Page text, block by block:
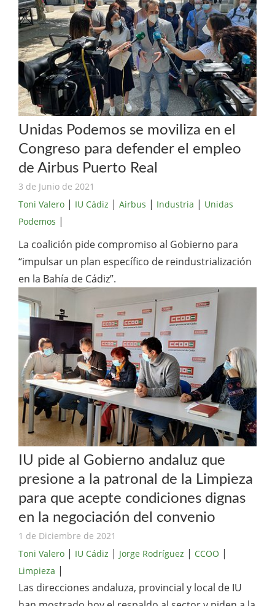
Unidas Podemos se moviliza en el
Congreso para defender el empleo
de Airbus Puerto Real
3 de Junio de 2021
Toni Valero | IU Cádiz | Airbus | Industria | Unidas
Podemos |
La coalición pide compromiso al Gobierno para
“impulsar un plan específico de reindustrialización
en la Bahía de Cádiz”.
IU pide al Gobierno andaluz que
presione a la patronal de la Limpieza
para que acepte condiciones dignas
en la negociación del convenio
1 de Diciembre de 2021
Toni Valero | IU Cádiz | Jorge Rodríguez | CCOO |
Limpieza |
Las direcciones andaluza, provincial y local de IU